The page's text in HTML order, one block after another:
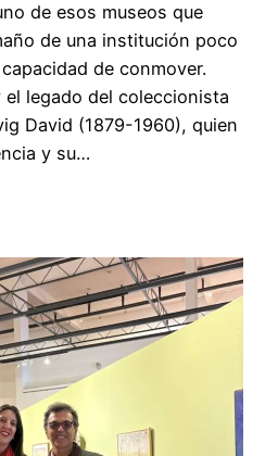
de esos museos que
de una institución poco
de conmover.
legado del coleccionista
David (1879-1960), quien
y su…